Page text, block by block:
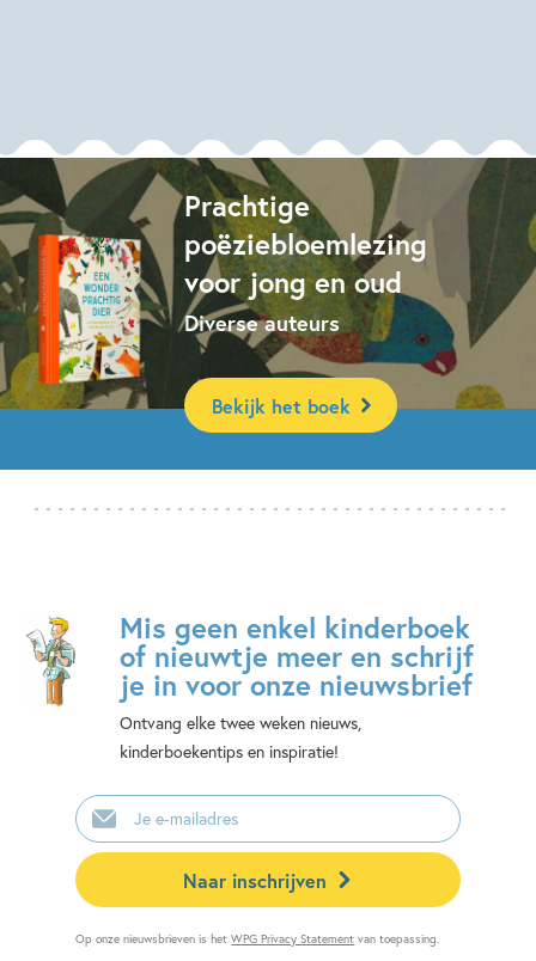
Prachtige
poëziebloemlezing
voor jong en oud
Diverse auteurs
Bekijk het boek
Mis geen enkel kinderboek
of nieuwtje meer en schrijf
je in voor onze nieuwsbrief
Ontvang elke twee weken nieuws,
kinderboekentips en inspiratie!
E-
mailadres
Naar inschrijven
Op onze nieuwsbrieven is hetWPG Privacy Statement van toepassing.